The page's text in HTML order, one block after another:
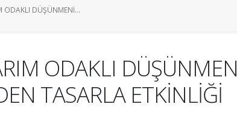
ODAKLI DÜŞÜNMENİ...
ODAKLI
TASARLA ETKİNLİĞİ